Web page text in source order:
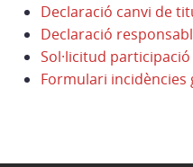
Declaració canvi de
Declaració
Sol·licitud
Formulari incidències